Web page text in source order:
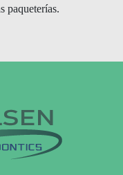
paqueterías.